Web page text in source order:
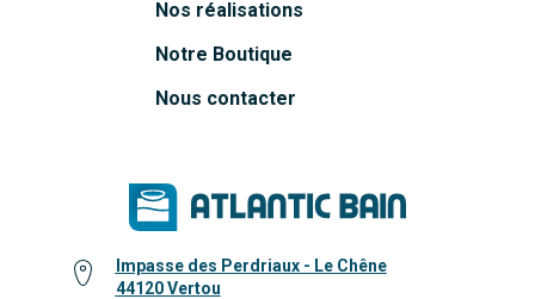
Nos réalisations
Notre Boutique
Nous contacter
Impasse des Perdriaux - Le Chêne
44120 Vertou